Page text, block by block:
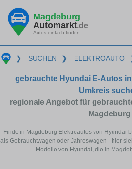
Magdeburg
Automarkt.de
Autos einfach finden
❯ SUCHEN ❯ ELEKTROAUTO
gebrauchte Hyundai E-Autos
Umkreis
regionale Angebot für
Magdeburg
Finde in Magdeburg Elektroautos von Hyundai
als Gebrauchtwagen oder Jahreswagen - hier
Modelle von Hyundai, die in